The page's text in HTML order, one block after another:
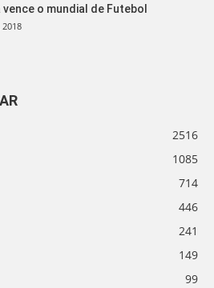
vence o mundial de Futebol
2018
2516
1085
714
446
241
149
99